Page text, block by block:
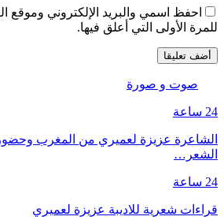
احفظ اسمي والبريد الإلكتروني وموقع
للمرة الأولى التي أعلق فيها.
صوت و صورة
24 ساعة
الشاعرة عزيزة لعميري من المغرب
الشعر…
24 ساعة
قراءات شعرية للاديبة عزيزة لعميري